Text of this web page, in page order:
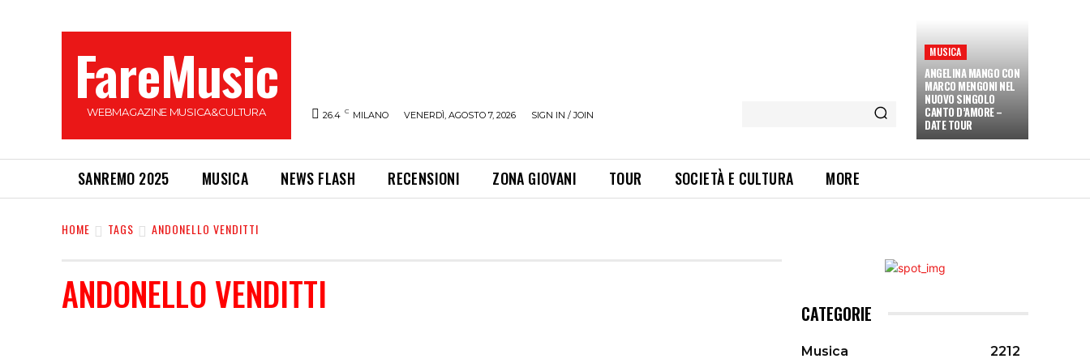
FareMusic
WEBMAGAZINE MUSICA&CULTURA 26.4 C MILANO VENERDÌ, AGOSTO 7, 2026 SIGN IN / JOIN
MUSICA
ANGELINA MANGO CON
MARCO MENGONI NEL
NUOVO SINGOLO
CANTO D’AMORE –
DATE TOUR
SANREMO 2025 MUSICA NEWS FLASH RECENSIONI ZONA GIOVANI TOUR SOCIETÀ E CULTURA MORE
HOME TAGS ANDONELLO VENDITTI
ANDONELLO VENDITTI CATEGORIE
Musica
2212